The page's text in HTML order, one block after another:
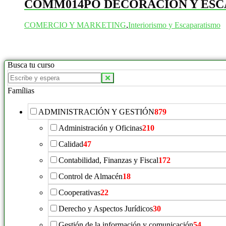
COMM014PO DECORACIÓN Y
COMERCIO Y MARKETING,Interiorismo y Escaparatismo
Busca tu curso
Buscar
productos:
Famílias
ADMINISTRACIÓN Y GESTIÓN879
Administración y Oficinas210
Calidad47
Contabilidad, Finanzas y Fiscal172
Control de Almacén18
Cooperativas22
Derecho y Aspectos Jurídicos30